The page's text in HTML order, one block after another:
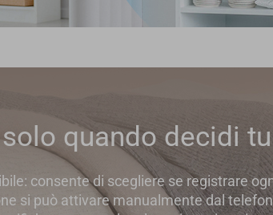
quando decidi
consente di scegliere se registrare
si può attivare manualmente dal